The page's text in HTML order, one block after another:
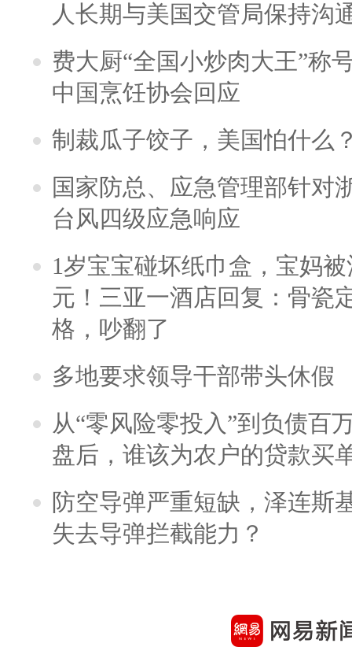
人长期与美国交管局保持沟
费大厨“全国小炒肉大王”称
中国烹饪协会回应
制裁瓜子饺子，美国怕什么
国家防总、应急管理部针对
台风四级应急响应
1岁宝宝碰坏纸巾盒，宝妈
元！三亚一酒店回复：骨瓷
格，吵翻了
多地要求领导干部带头休假
从“零风险零投入”到负债百
盘后，谁该为农户的贷款买
防空导弹严重短缺，泽连斯
失去导弹拦截能力？